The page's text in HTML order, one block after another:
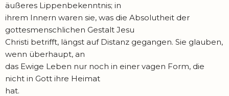
äußeres Lippenbekenntnis; in
ihrem Innern waren sie, was die Absolutheit der
gottesmenschlichen Gestalt Jesu
Christi betrifft, längst auf Distanz gegangen. Sie glauben,
wenn überhaupt, an
das Ewige Leben nur noch in einer vagen Form, die
nicht in Gott ihre Heimat
hat.